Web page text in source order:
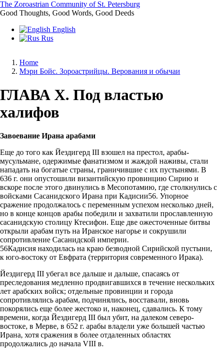
Skip
to
content
The Zoroastrian Community of St. Petersburg
Good Thoughts, Good Words, Good Deeds
English
Rus
Breadcrumb
Home
Мэри Бойс. Зороастрийцы. Верования и обычаи
ГЛАВА X. Под властью
халифов
Завоевание Ирана арабами
Еще до того как Йездигерд III взошел на престол, арабы-
мусульмане, одержимые фанатизмом и жаждой наживы, стали
нападать на богатые страны, граничившие с их пустынями. В
636 г. они опустошили византийскую провинцию Сирию и
вскоре после этого двинулись в Месопотамию, где столкнулись с
войсками Сасанидского Ирана при Кадисии56. Упорное
сражение продолжалось с переменным успехом несколько дней,
но в конце концов арабы победили и захватили прославленную
сасанидскую столицу Ктесифон. Еще две ожесточенные битвы
открыли арабам путь на Иранское нагорье и сокрушили
сопротивление Сасанидской империи.
56Кадисия находилась на краю безводной Сирийской пустыни,
к юго-востоку от Евфрата (территория современного Ирака).
Йездигерд III убегал все дальше и дальше, спасаясь от
преследования медленно продвигавшихся в течение нескольких
лет арабских войск; отдельные провинции и города
сопротивлялись арабам, подчинялись, восставали, вновь
покорялись еще более жестоко и, наконец, сдавались. К тому
времени, когда Йездигерд III был убит, на далеком северо-
востоке, в Мерве, в 652 г. арабы владели уже большей частью
Ирана, хотя сражения в более отдаленных областях
продолжались до начала VIII в.